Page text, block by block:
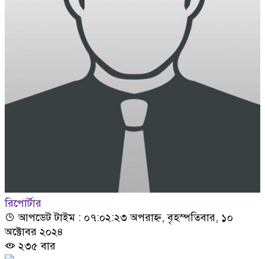
রিপোর্টার
আপডেট টাইম : ০৭:০২:২৩ অপরাহ্ন, বৃহস্পতিবার, ১০
অক্টোবর ২০২৪
২৩৫ বার